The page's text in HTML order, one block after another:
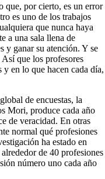
que, por cierto, es un error
es uno de los trabajos
que nunca haya
a una sala llena de
y ganar su atención. Y se
que los profesores
y en lo que hacen cada día,
de encuestas, la
Mori, produce cada año
de veracidad. En otras
normal qué profesiones
ha estado en
de 40 profesiones
número uno cada año